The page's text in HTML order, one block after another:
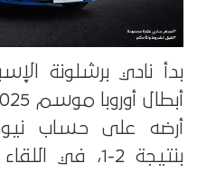
بدأ نادي برشلونة
أرضه على حساب
بنتيجة 2-1،